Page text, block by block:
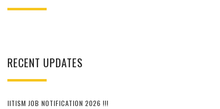
RECENT UPDATES
IITISM JOB NOTIFICATION 2026 !!!